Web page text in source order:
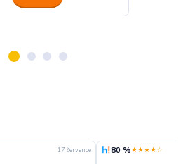
17. července 80 %★★★★☆